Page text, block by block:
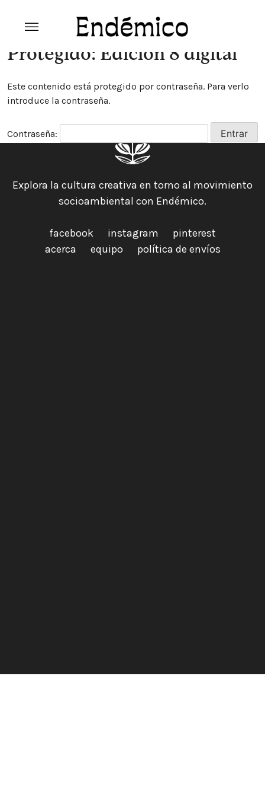
content
ambiental
Protegido: Edición 8 digital
Este contenido está protegido por contraseña. Para verlo
introduce la contraseña.
Contraseña:
Explora la cultura creativa en torno al movimiento
socioambiental con Endémico.
facebook instagram
pinterest
acerca
equipo política de envíos